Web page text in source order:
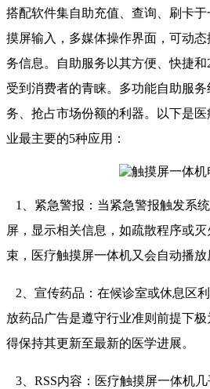
搭配软件集自助充值、查询、刷卡
摸屏输入，多媒体操作界面，可动
务信息。自助服务以其方便、快捷
受到消费者的青睐。多功能自助服
务、抢占市场份额的利器。以下是
业最主要的5种应用：
1、紧急警报：当紧急警报触发系
屏，显示相关信息，如疏散程序或
束，医疗触摸屏一体机又会自动播放
2、宣传药品：在候诊室或休息区
放药品广告是遵守行业准则前提下
得保持其更新至最新的医学进展。
3、RSS内容：医疗触摸屏一体机